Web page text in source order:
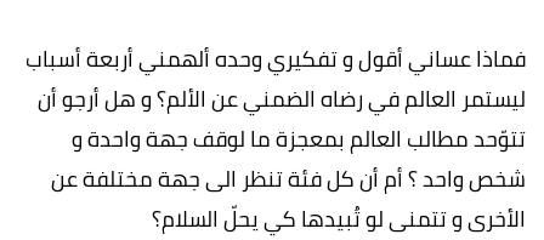
فماذا عساني أقول و تفكيري وحده ألهمني أربعة أسباب
ليستمر العالم في رضاه الضمني عن الألم؟ و هل أرجو أن
تتوّحد مطالب العالم بمعجزة ما لوقف جهة واحدة و
شخص واحد ؟ أم أن كل فئة تنظر الى جهة مختلفة عن
الأخرى و تتمنى لو تُبيدها كي يحلّ السلام؟